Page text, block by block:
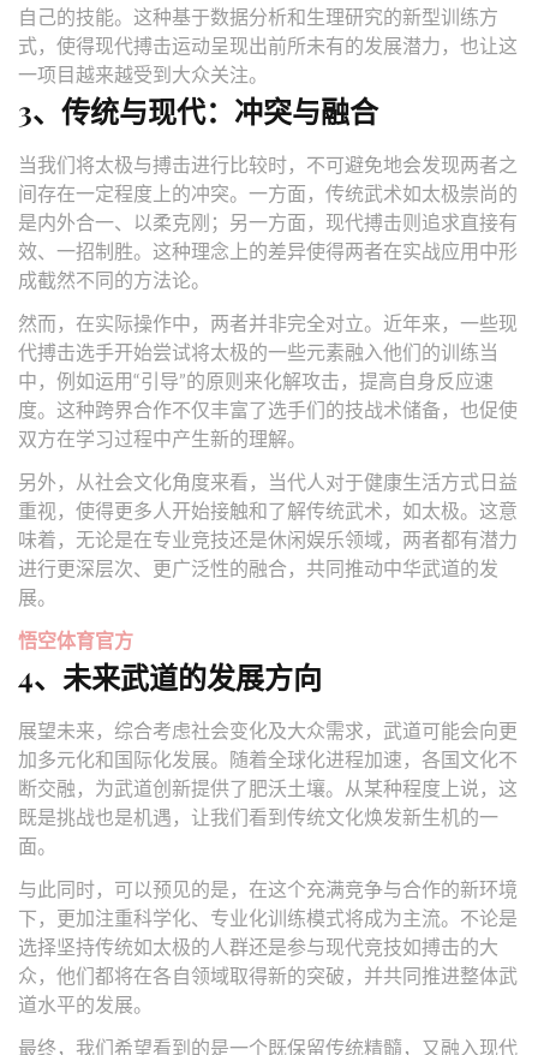
自己的技能。这种基于数据分析和生理研究的新型训练方
式，使得现代搏击运动呈现出前所未有的发展潜力，也让这
一项目越来越受到大众关注。
3、传统与现代：冲突与融合
当我们将太极与搏击进行比较时，不可避免地会发现两者之
间存在一定程度上的冲突。一方面，传统武术如太极崇尚的
是内外合一、以柔克刚；另一方面，现代搏击则追求直接有
效、一招制胜。这种理念上的差异使得两者在实战应用中形
成截然不同的方法论。
然而，在实际操作中，两者并非完全对立。近年来，一些现
代搏击选手开始尝试将太极的一些元素融入他们的训练当
中，例如运用“引导”的原则来化解攻击，提高自身反应速
度。这种跨界合作不仅丰富了选手们的技战术储备，也促使
双方在学习过程中产生新的理解。
另外，从社会文化角度来看，当代人对于健康生活方式日益
重视，使得更多人开始接触和了解传统武术，如太极。这意
味着，无论是在专业竞技还是休闲娱乐领域，两者都有潜力
进行更深层次、更广泛性的融合，共同推动中华武道的发
展。
悟空体育官方
4、未来武道的发展方向
展望未来，综合考虑社会变化及大众需求，武道可能会向更
加多元化和国际化发展。随着全球化进程加速，各国文化不
断交融，为武道创新提供了肥沃土壤。从某种程度上说，这
既是挑战也是机遇，让我们看到传统文化焕发新生机的一
面。
与此同时，可以预见的是，在这个充满竞争与合作的新环境
下，更加注重科学化、专业化训练模式将成为主流。不论是
选择坚持传统如太极的人群还是参与现代竞技如搏击的大
众，他们都将在各自领域取得新的突破，并共同推进整体武
道水平的发展。
最终，我们希望看到的是一个既保留传统精髓，又融入现代